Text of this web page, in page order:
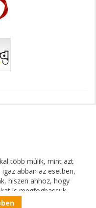
több múlik, mint azt
abban az esetben,
hiszen ahhoz, hogy
is megfoghassuk,
van szükségünk.